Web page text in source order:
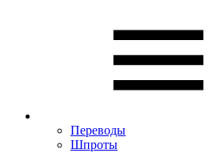
Переводы
Шпроты